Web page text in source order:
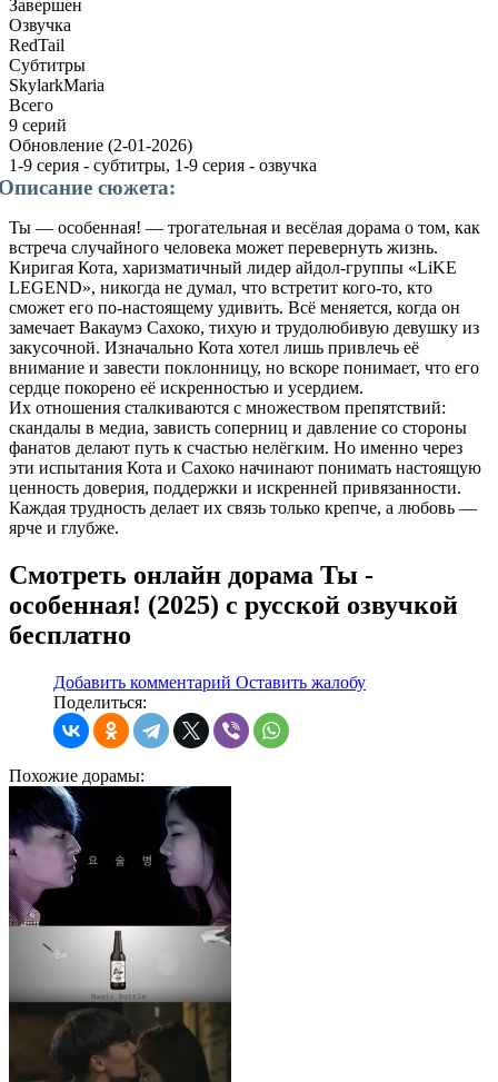
Завершен
Озвучка
RedTail
Субтитры
SkylarkMaria
Всего
9 серий
Обновление (2-01-2026)
1-9 серия - субтитры, 1-9 серия - озвучка
сюжета:
Ты — особенная! — трогательная и весёлая дорама о том, как
встреча случайного человека может перевернуть жизнь.
Киригая Кота, харизматичный лидер айдол-группы «LiKE
LEGEND», никогда не думал, что встретит кого-то, кто
сможет его по-настоящему удивить. Всё меняется, когда он
замечает Вакаумэ Сахоко, тихую и трудолюбивую девушку из
закусочной. Изначально Кота хотел лишь привлечь её
внимание и завести поклонницу, но вскоре понимает, что его
сердце покорено её искренностью и усердием.
Их отношения сталкиваются с множеством препятствий:
скандалы в медиа, зависть соперниц и давление со стороны
фанатов делают путь к счастью нелёгким. Но именно через
эти испытания Кота и Сахоко начинают понимать настоящую
ценность доверия, поддержки и искренней привязанности.
Каждая трудность делает их связь только крепче, а любовь —
ярче и глубже.
Смотреть онлайн дорама Ты -
особенная! (2025) с русской озвучкой
бесплатно
Добавить комментарий Оставить жалобу
Поделиться:
Похожие дорамы: